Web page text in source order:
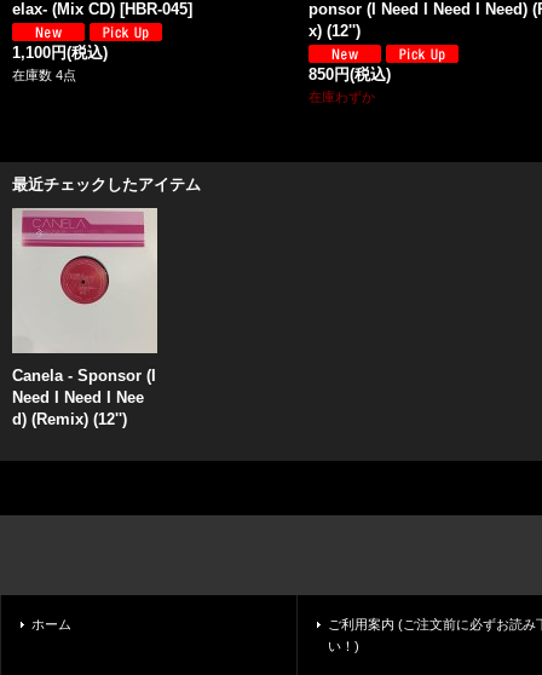
elax- (Mix CD) [HBR-045]
1,100円(税込)
在庫数 4点
ponsor (I Need I Need I Need)
x) (12'')
850円(税込)
在庫わずか
最近チェックしたアイテム
Canela - Sponsor (I
Need I Need I Nee
d) (Remix) (12'')
ホーム
ご利用案内 (ご注文前に必ずお読み
い！)